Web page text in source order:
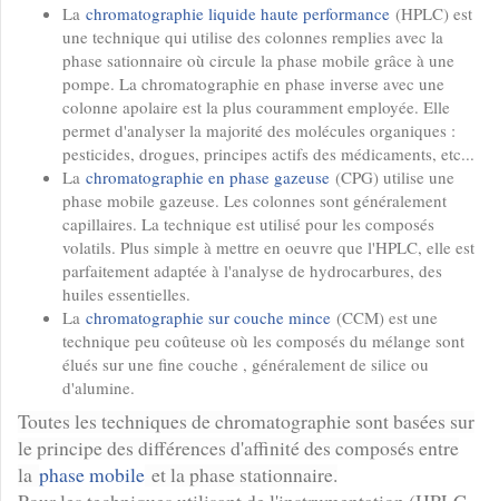
La chromatographie liquide haute performance (HPLC) est
une technique qui utilise des colonnes remplies avec la
phase sationnaire où circule la phase mobile grâce à une
pompe. La chromatographie en phase inverse avec une
colonne apolaire est la plus couramment employée. Elle
permet d'analyser la majorité des molécules organiques :
pesticides, drogues, principes actifs des médicaments, etc...
La chromatographie en phase gazeuse (CPG) utilise une
phase mobile gazeuse. Les colonnes sont généralement
capillaires. La technique est utilisé pour les composés
volatils. Plus simple à mettre en oeuvre que l'HPLC, elle est
parfaitement adaptée à l'analyse de hydrocarbures, des
huiles essentielles.
La chromatographie sur couche mince (CCM) est une
technique peu coûteuse où les composés du mélange sont
élués sur une fine couche , généralement de silice ou
d'alumine.
Toutes les techniques de chromatographie sont basées sur
le principe des différences d'affinité des composés entre
la phase mobile et la phase stationnaire.